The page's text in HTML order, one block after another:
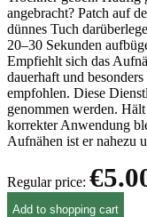
angebracht? Patch auf
dünnes Tuch
20–30 Sekunden
Empfiehlt sich das
dauerhaft und
empfohlen. Diese
genommen werden.
korrekter Anwendung
Aufnähen ist er nahezu
Regular price:
Add to shopping cart